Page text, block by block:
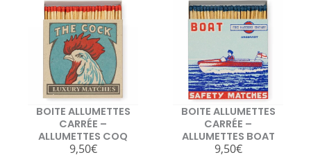
BOITE ALLUMETTES
CARRÉE –
ALLUMETTES COQ
9,50€
BOITE ALLUMETTES
CARRÉE –
ALLUMETTES BOAT
9,50€